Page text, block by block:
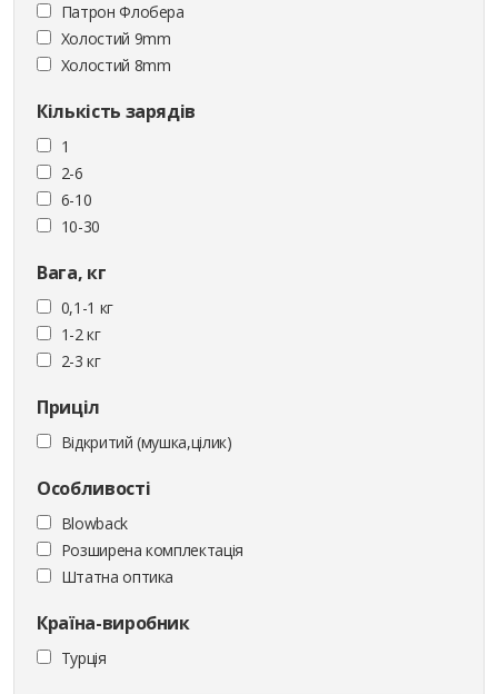
Патрон Флобера
Холостий 9mm
Холостий 8mm
Кількість зарядів
1
2-6
6-10
10-30
Вага, кг
0,1-1 кг
1-2 кг
2-3 кг
Приціл
Відкритий (мушка,цілик)
Особливості
Blowback
Розширена комплектація
Штатна оптика
Країна-виробник
Турція